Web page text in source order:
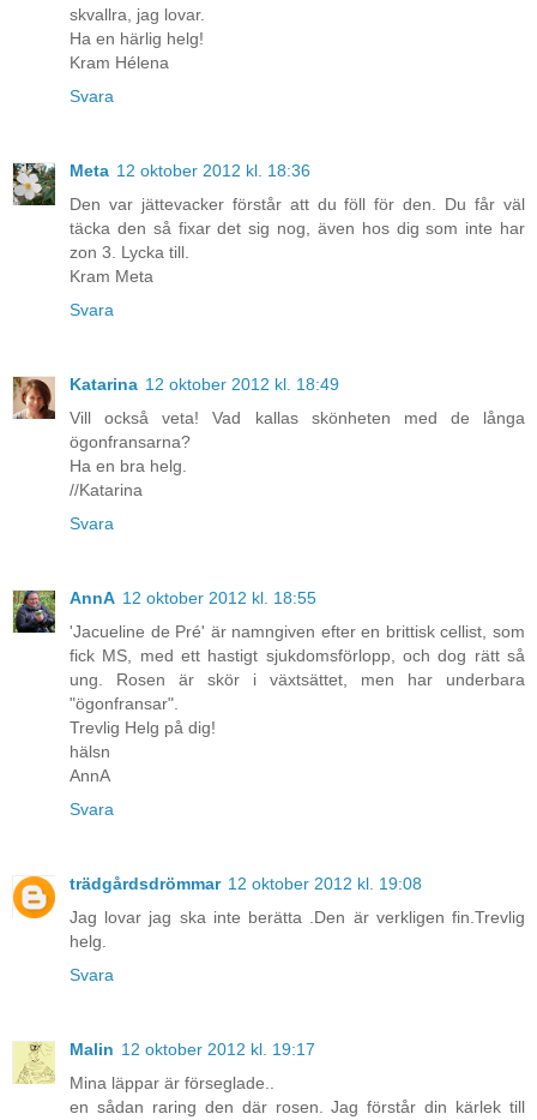
skvallra, jag lovar.
Ha en härlig helg!
Kram Hélena
Svara
Meta 12 oktober 2012 kl. 18:36
Den var jättevacker förstår att du föll för den. Du får väl
täcka den så fixar det sig nog, även hos dig som inte har
zon 3. Lycka till.
Kram Meta
Svara
Katarina 12 oktober 2012 kl. 18:49
Vill också veta! Vad kallas skönheten med de långa
ögonfransarna?
Ha en bra helg.
//Katarina
Svara
AnnA 12 oktober 2012 kl. 18:55
'Jacueline de Pré' är namngiven efter en brittisk cellist, som
fick MS, med ett hastigt sjukdomsförlopp, och dog rätt så
ung. Rosen är skör i växtsättet, men har underbara
"ögonfransar".
Trevlig Helg på dig!
hälsn
AnnA
Svara
trädgårdsdrömmar 12 oktober 2012 kl. 19:08
Jag lovar jag ska inte berätta .Den är verkligen fin.Trevlig
helg.
Svara
Malin 12 oktober 2012 kl. 19:17
Mina läppar är förseglade..
en sådan raring den där rosen. Jag förstår din kärlek till